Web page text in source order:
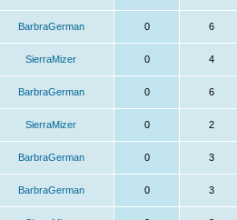
BarbraGerman 0 6
SierraMizer 0 4
BarbraGerman 0 6
SierraMizer 0 2
BarbraGerman 0 3
BarbraGerman 0 3